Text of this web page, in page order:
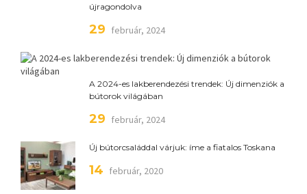
újragondolva
29 február, 2024
A 2024-es lakberendezési trendek: Új dimenziók a
bútorok világában
29 február, 2024
Új bútorcsaláddal várjuk: íme a fiatalos Toskana
14 február, 2020